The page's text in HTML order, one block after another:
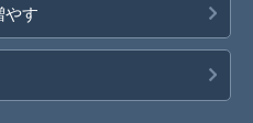
やす